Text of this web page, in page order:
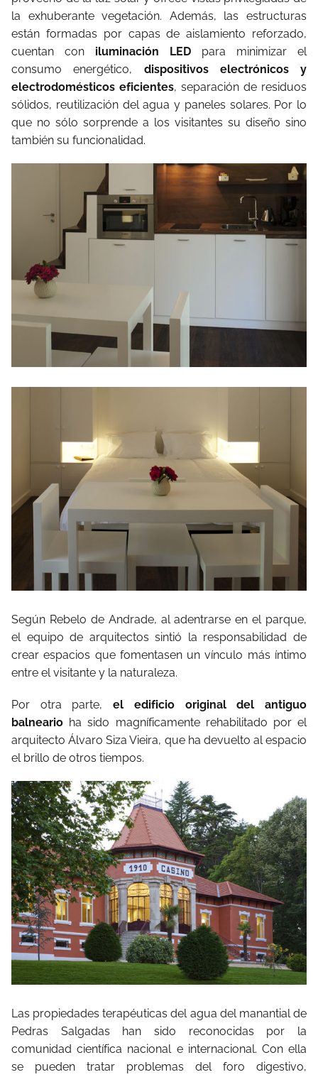
la exhuberante vegetación. Además, las estructuras
están formadas por capas de aislamiento reforzado,
cuentan con iluminación LED para minimizar el
consumo energético, dispositivos electrónicos y
electrodomésticos eficientes, separación de residuos
sólidos, reutilización del agua y paneles solares. Por lo
que no sólo sorprende a los visitantes su diseño sino
también su funcionalidad.
Según Rebelo de Andrade, al adentrarse en el parque,
el equipo de arquitectos sintió la responsabilidad de
crear espacios que fomentasen un vínculo más íntimo
entre el visitante y la naturaleza.
Por otra parte,el edificio original del antiguo
balneario ha sido magníficamente rehabilitado por el
arquitecto Álvaro Siza Vieira, que ha devuelto al espacio
el brillo de otros tiempos.
Las propiedades terapéuticas del agua del manantial de
Pedras Salgadas han sido reconocidas por la
comunidad científica nacional e internacional. Con ella
se pueden tratar problemas del foro digestivo,